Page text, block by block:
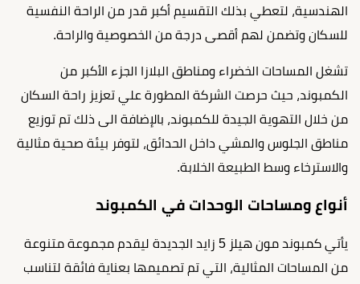
الهندسية، لتعطي بذلك التقسيم أكبر قدر من الراحة النفسية
للسكان وتضمن لهم أقصى درجة من الخصوصية والراحة.
تشغل المساحات الخضراء ومناطق البلازا الجزء الأكبر من
الكمبوند، حيث حرصت الشركة المطورة علي تعزيز راحة السكان
من خلال التهوية الجيدة للكمبوند، بالإضافة الى ذلك تم توزيع
مناطق الجلوس والمشي داخل الحدائق، لتوفر بيئة صحية مثالية
والاسترخاء وسط الطبيعة الخلابة.
أنواع ومساحات الوحدات في الكمبوند
يأتي كمبوند مون هيلز 5 زايد الجديدة ليقدم مجموعة متنوعة
من المساحات المثالية، التي تم تصميمها بعناية فائقة لتناسب